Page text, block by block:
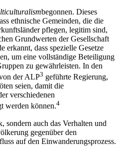
begonnen. Dieses
ethnische Gemeinden, die die
pflegen, legitim sind,
Grundwerten der Gesellschaft
erkannt, dass spezielle Gesetze
um eine vollständige Beteiligung
zu gewährleisten. In den
der ALP3 geführte Regierung,
seien, damit die
verschiedenen
werden können.4
sondern auch das Verhalten und
gegenüber den
auf den Einwanderungsprozess.